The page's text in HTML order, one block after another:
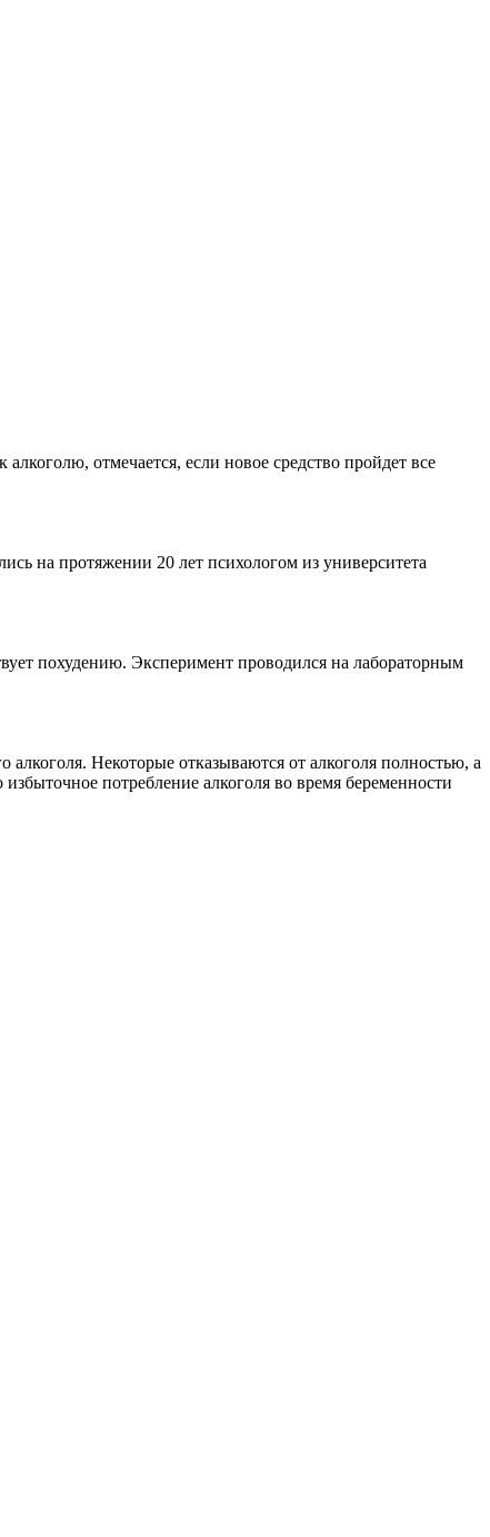
отмечается, если новое средство пройдет все
на протяжении 20 лет психологом из университета
похудению. Эксперимент проводился на лабораторным
Некоторые отказываются от алкоголя полностью, а
потребление алкоголя во время беременности